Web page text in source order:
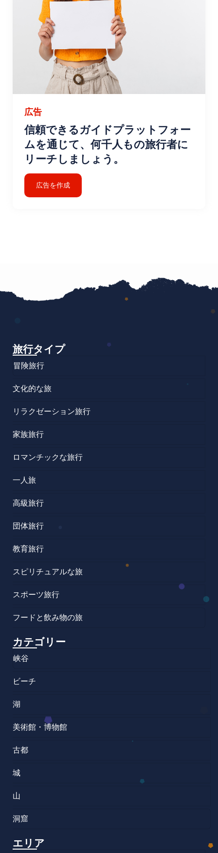
広告
信頼できるガイドプラットフォー
ムを通じて、何千人もの旅行者に
リーチしましょう。
広告を作成
旅行タイプ
冒険旅行
文化的な旅
リラクゼーション旅行
家族旅行
ロマンチックな旅行
一人旅
高級旅行
団体旅行
教育旅行
スピリチュアルな旅
スポーツ旅行
フードと飲み物の旅
カテゴリー
峡谷
ビーチ
湖
美術館・博物館
古都
城
山
洞窟
エリア